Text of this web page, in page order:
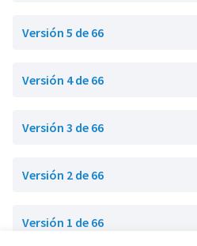
Versión 5 de 66
Versión 4 de 66
Versión 3 de 66
Versión 2 de 66
Versión 1 de 66